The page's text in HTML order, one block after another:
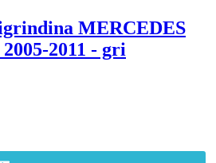
MERCEDES
2011 - gri